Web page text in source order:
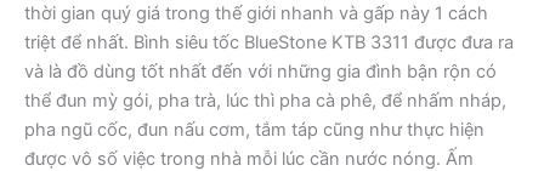
thời gian quý giá trong thế giới nhanh và gấp này 1 cách
triệt để nhất. Bình siêu tốc BlueStone KTB 3311 được đưa ra
và là đồ dùng tốt nhất đến với những gia đình bận rộn có
thể đun mỳ gói, pha trà, lúc thì pha cà phê, để nhấm nháp,
pha ngũ cốc, đun nấu cơm, tắm táp cũng như thực hiện
được vô số việc trong nhà mỗi lúc cần nước nóng. Ấm